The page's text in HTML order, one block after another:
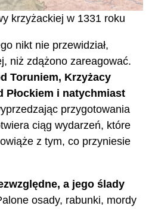
krzyżackiej w 1331 roku
nikt nie przewidział,
niż zdążono zareagować.
Toruniem, Krzyżacy
Płockiem i natychmiast
przygotowania
ciąg wydarzeń, które
z tym, co przyniesie
a jego ślady
osady, rabunki, mordy